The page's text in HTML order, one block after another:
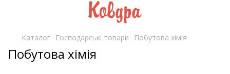
Каталог Господарські товари Побутова хімія
Побутова хімія